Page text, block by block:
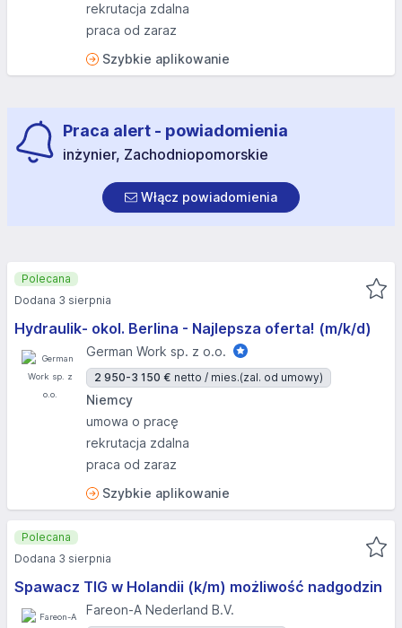
rekrutacja zdalna
praca od zaraz
Szybkie aplikowanie
Praca alert - powiadomienia
inżynier, Zachodniopomorskie
Włącz powiadomienia
Hydraulik- okol. Berlina - Najlepsza oferta! (m/k/d)
German Work sp. z o.o.
2 950-3 150 € netto / mies.(zal. od umowy)
Niemcy
umowa o pracę
rekrutacja zdalna
praca od zaraz
Szybkie aplikowanie
Polecana
Dodana 3 sierpnia
Spawacz TIG w Holandii (k/m) możliwość nadgodzin
Fareon-A Nederland B.V.
Polecana
Dodana 3 sierpnia